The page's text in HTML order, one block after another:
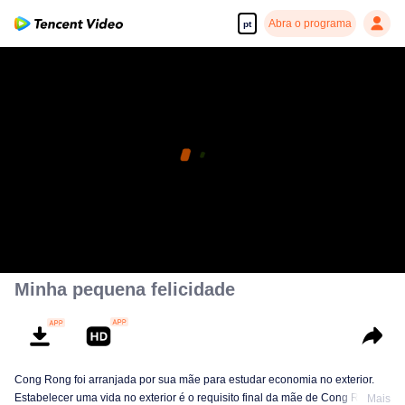
pt Abra o programa
Minha pequena felicidade
Cong Rong foi arranjada por sua mãe para estudar economia no exterior.
Estabelecer uma vida no exterior é o requisito final da mãe de Cong Rong.Mais